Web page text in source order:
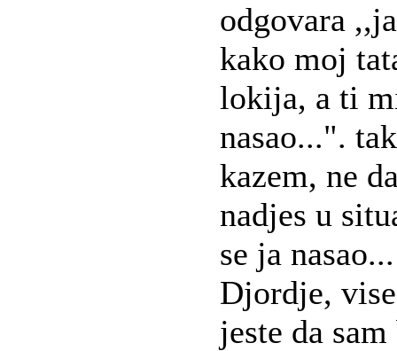
odgovara
kako moj
lokija, a ti
nasao...".
kazem, ne
nadjes u
se ja nasao...
Djordje,
jeste da